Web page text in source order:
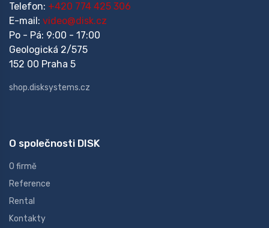
Telefon: +420 774 425 306
E-mail: video@disk.cz
Po - Pá: 9:00 - 17:00
Geologická 2/575
152 00 Praha 5
shop.disksystems.cz
O společnosti DISK
O firmě
Reference
Rental
Kontakty